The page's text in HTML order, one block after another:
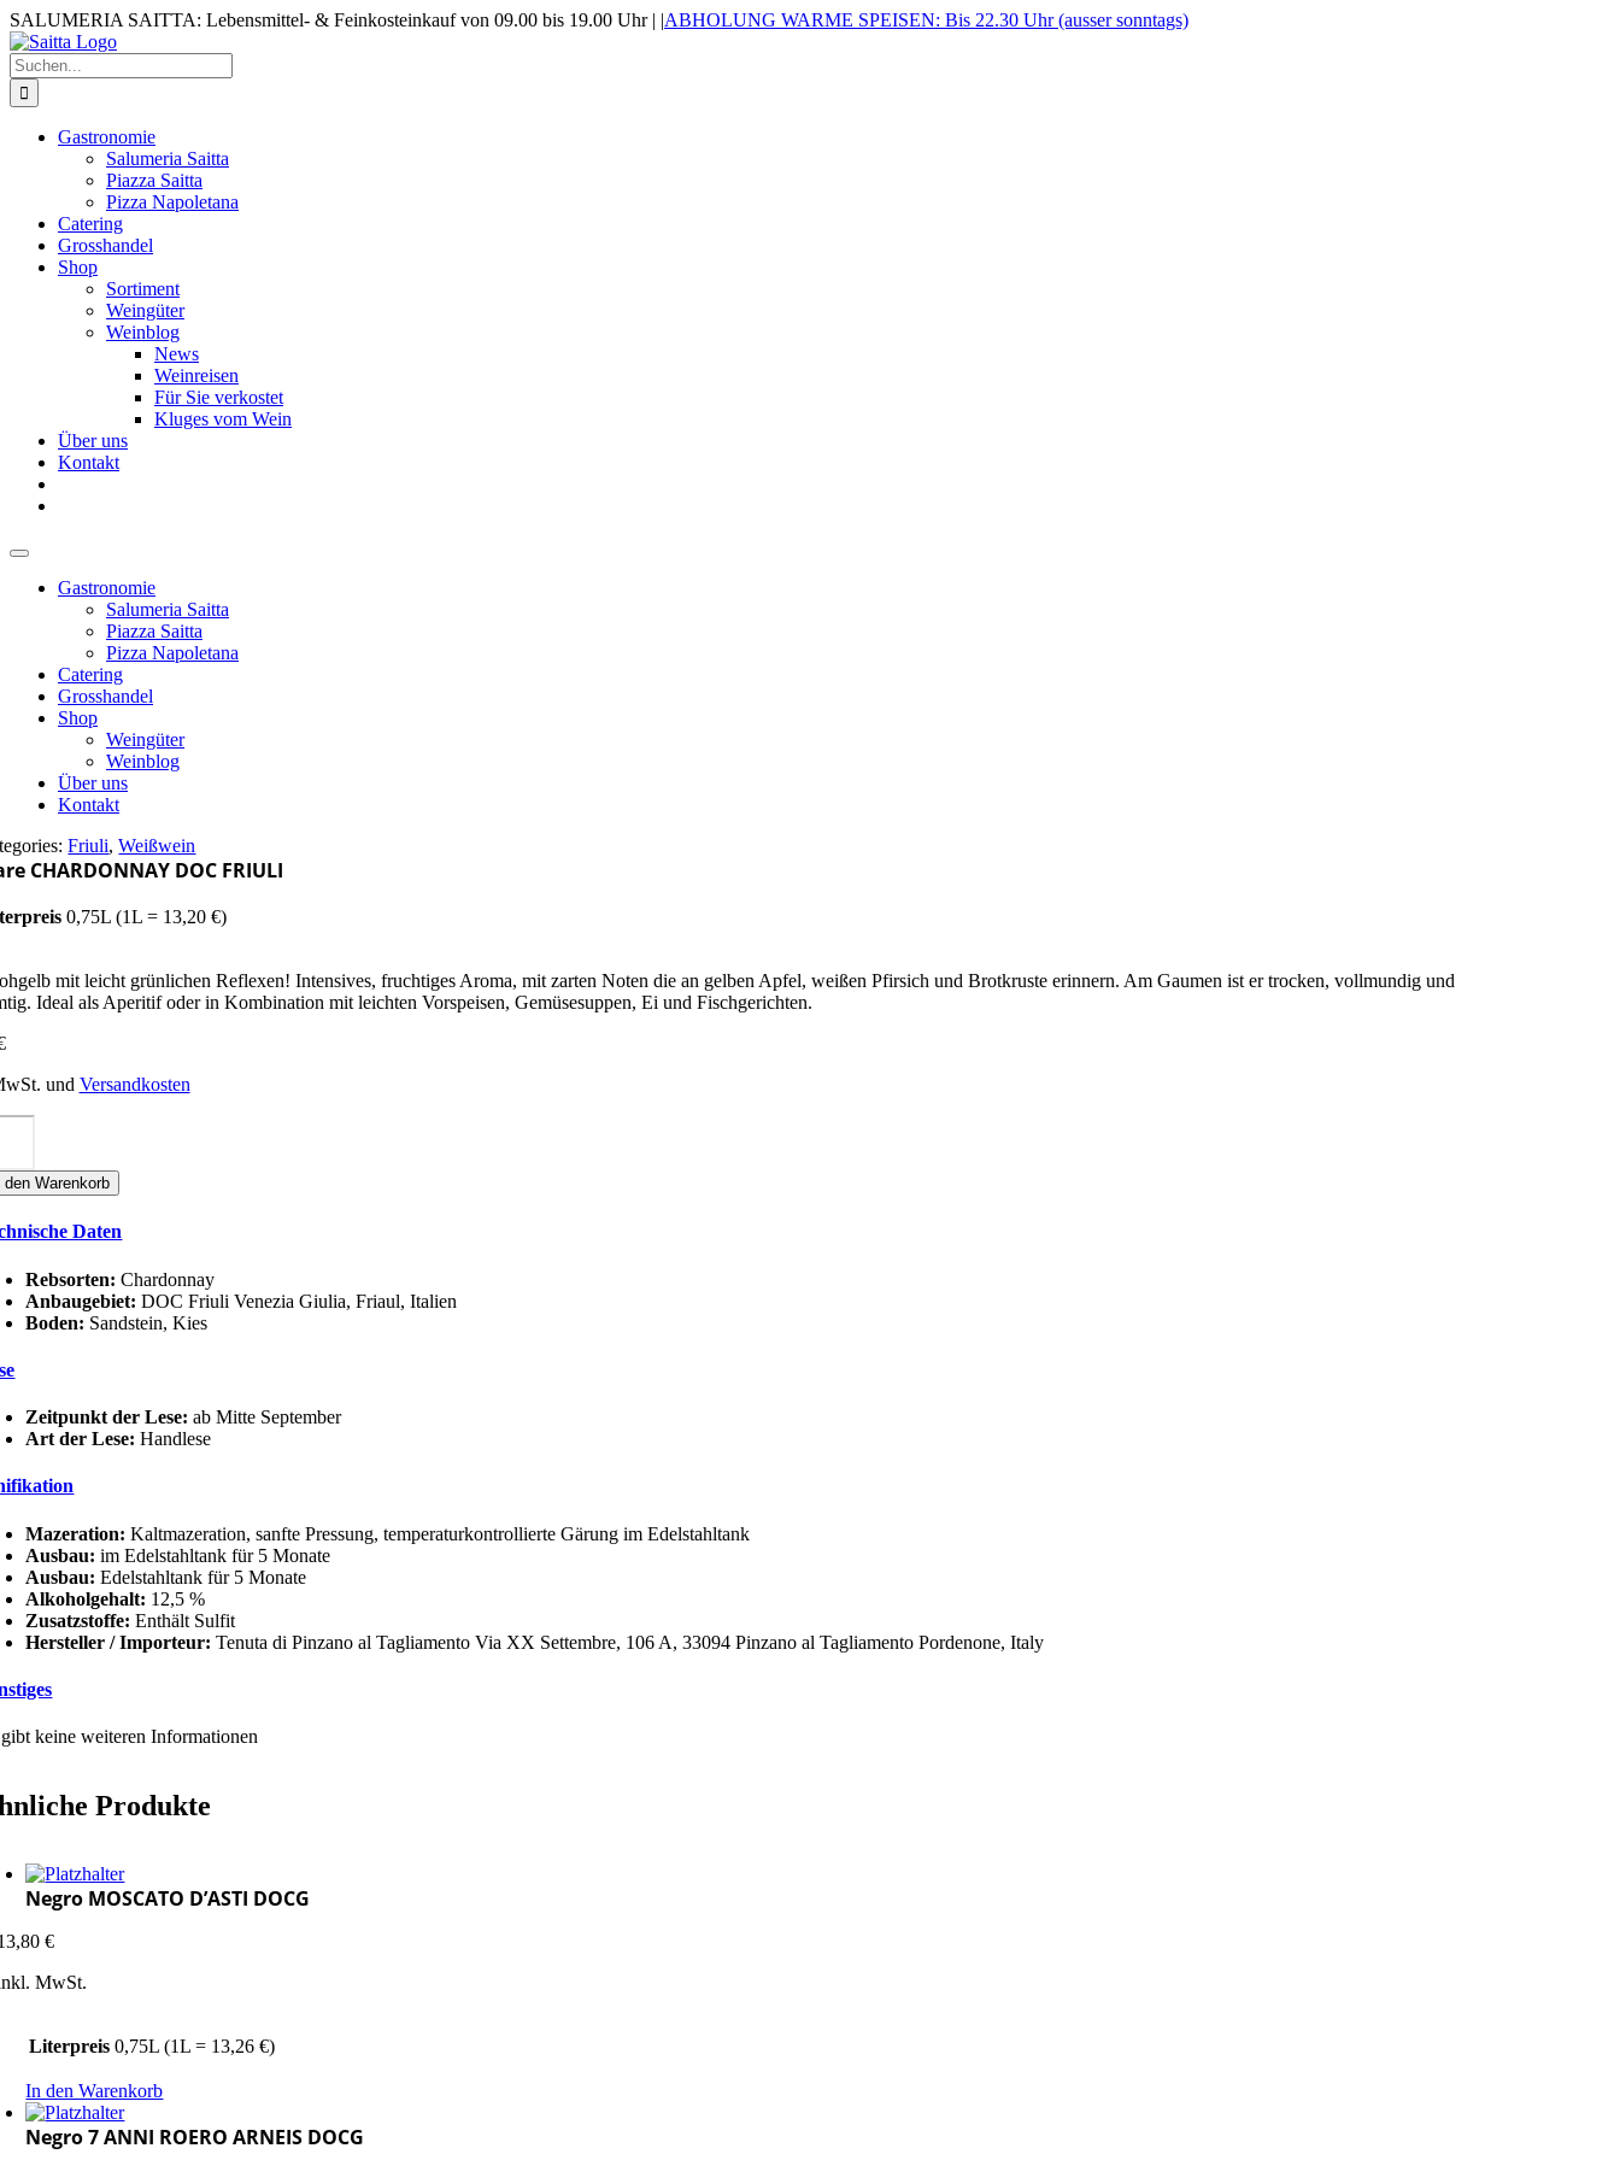
Zum
Inhalt
springen
SALUMERIA SAITTA: Lebensmittel- & Feinkosteinkauf von 09.00 bis 19.00 Uhr | |ABHOLUNG WARME SPEISEN: Bis 22.30 Uhr (ausser sonntags)
Suche
nach:
Gastronomie
Salumeria Saitta
Piazza Saitta
Pizza Napoletana
Catering
Grosshandel
Shop
Sortiment
Weingüter
Weinblog
News
Weinreisen
Für Sie verkostet
Kluges vom Wein
Über uns
Kontakt
Gastronomie
Salumeria Saitta
Piazza Saitta
Pizza Napoletana
Catering
Grosshandel
Shop
Weingüter
Weinblog
Über uns
Kontakt
Friuli,Weißwein
CHARDONNAY DOC FRIULI
0,75L (1L = 13,20 €)
mit leicht grünlichen Reflexen! Intensives, fruchtiges Aroma, mit zarten Noten die an gelben Apfel, weißen Pfirsich und Brotkruste erinnern. Am Gaumen ist er trocken, vollmundig und
Ideal als Aperitif oder in Kombination mit leichten Vorspeisen, Gemüsesuppen, Ei und Fischgerichten.
und Versandkosten
den Warenkorb
Daten
Rebsorten:Chardonnay
Anbaugebiet:DOC Friuli Venezia Giulia, Friaul, Italien
Boden: Sandstein, Kies
Zeitpunkt der Lese:ab Mitte September
Art der Lese:Handlese
Mazeration:Kaltmazeration, sanfte Pressung, temperaturkontrollierte Gärung im Edelstahltank
Ausbau:im Edelstahltank für 5 Monate
Ausbau:Edelstahltank für 5 Monate
Alkoholgehalt: 12,5 %
Zusatzstoffe:Enthält Sulfit
Hersteller / Importeur:Tenuta di Pinzano al Tagliamento Via XX Settembre, 106 A, 33094 Pinzano al Tagliamento Pordenone, Italy
keine weiteren Informationen
Produkte
Negro MOSCATO D’ASTI DOCG
€
MwSt.
Literpreis 0,75L (1L = 13,26 €)
In den Warenkorb
Negro 7 ANNI ROERO ARNEIS DOCG